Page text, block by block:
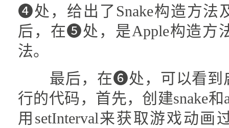
❹处，给出了Snake构造方法
后，在❺处，是Apple构造方
法。
最后，在❻处，可以看到
行的代码，首先，创建snake
用setInterval来获取游戏动画